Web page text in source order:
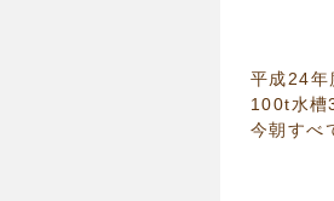
平成24年
100t水槽
今朝すべ